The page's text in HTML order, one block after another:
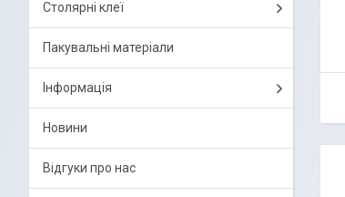
Столярні клеї
Пакувальні матеріали
Інформація
Новини
Відгуки про нас